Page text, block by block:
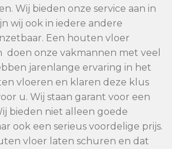
Wij bieden onze service aan in
wij ook in iedere andere
Een houten vloer
doen onze vakmannen met veel
jarenlange ervaring in het
vloeren en klaren deze klus
u. Wij staan garant voor een
bieden niet alleen goede
ook een serieus voordelige prijs.
vloer laten schuren en dat